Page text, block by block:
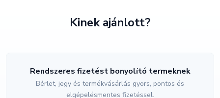
Kinek ajánlott?
Rendszeres fizetést bonyolító termeknek
Bérlet, jegy és termékvásárlás gyors, pontos és
elgépelésmentes fizetéssel.